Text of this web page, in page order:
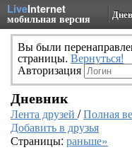
LiveInternet
мобильная версия
Вы были
страницы. Вернуться!
Авторизация
Дневник
Лента друзей /Полная
Добавить в друзья
Страницы: раньше»